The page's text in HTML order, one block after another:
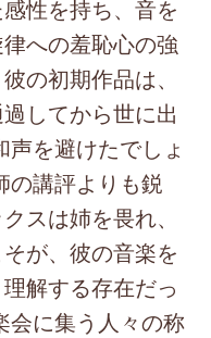
性を持ち、音を
への羞恥心の強
の初期作品は、
してから世に出
を避けたでしょ
の講評よりも鋭
スは姉を畏れ、
が、彼の音楽を
解する存在だっ
会に集う人々の称